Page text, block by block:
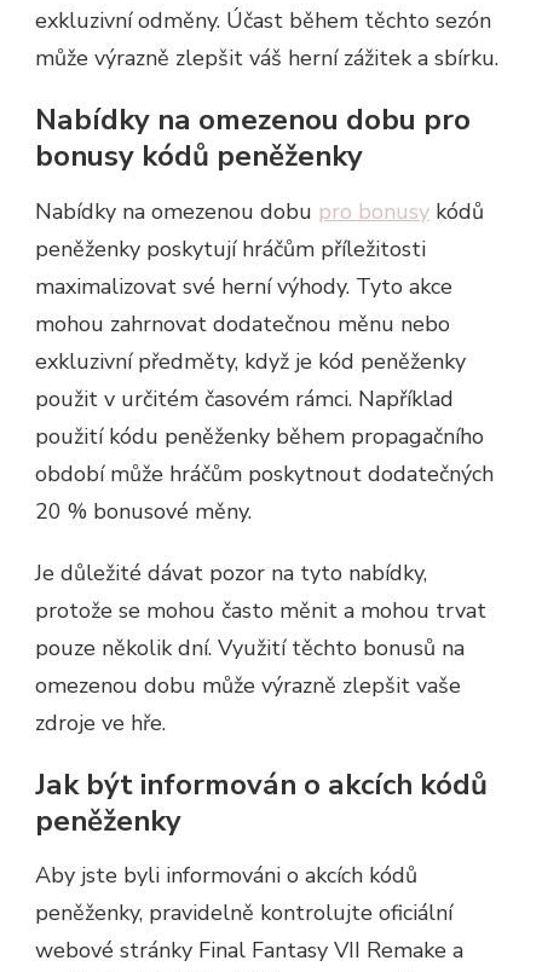
exkluzivní odměny. Účast během těchto sezón
může výrazně zlepšit váš herní zážitek a sbírku.
Nabídky na omezenou dobu pro
bonusy kódů peněženky
Nabídky na omezenou dobu pro bonusy kódů
peněženky poskytují hráčům příležitosti
maximalizovat své herní výhody. Tyto akce
mohou zahrnovat dodatečnou měnu nebo
exkluzivní předměty, když je kód peněženky
použit v určitém časovém rámci. Například
použití kódu peněženky během propagačního
období může hráčům poskytnout dodatečných
20 % bonusové měny.
Je důležité dávat pozor na tyto nabídky,
protože se mohou často měnit a mohou trvat
pouze několik dní. Využití těchto bonusů na
omezenou dobu může výrazně zlepšit vaše
zdroje ve hře.
Jak být informován o akcích kódů
peněženky
Aby jste byli informováni o akcích kódů
peněženky, pravidelně kontrolujte oficiální
webové stránky Final Fantasy VII Remake a